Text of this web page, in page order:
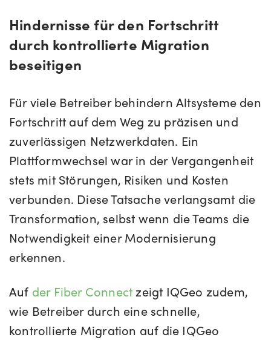
Hindernisse für den Fortschritt
durch kontrollierte Migration
beseitigen
Für viele Betreiber behindern Altsysteme den
Fortschritt auf dem Weg zu präzisen und
zuverlässigen Netzwerkdaten. Ein
Plattformwechsel war in der Vergangenheit
stets mit Störungen, Risiken und Kosten
verbunden. Diese Tatsache verlangsamt die
Transformation, selbst wenn die Teams die
Notwendigkeit einer Modernisierung
erkennen.
Auf der Fiber Connectzeigt IQGeo zudem,
wie Betreiber durch eine schnelle,
kontrollierte Migration auf die IQGeo